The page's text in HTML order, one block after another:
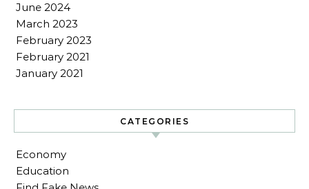
June 2024
March 2023
February 2023
February 2021
January 2021
CATEGORIES
Economy
Education